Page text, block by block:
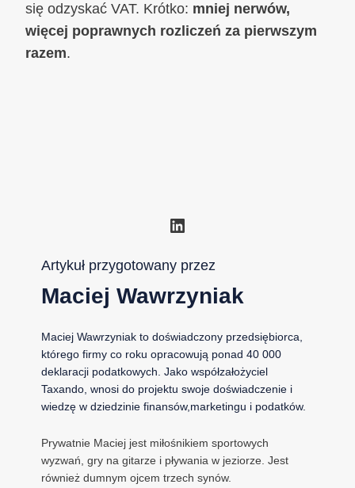
się odzyskać VAT. Krótko: mniej nerwów,
więcej poprawnych rozliczeń za pierwszym
razem.
LinkedIn
Artykuł przygotowany przez
Maciej Wawrzyniak
Maciej Wawrzyniak to doświadczony przedsiębiorca,
którego firmy co roku opracowują ponad 40 000
deklaracji podatkowych. Jako współzałożyciel
Taxando, wnosi do projektu swoje doświadczenie i
wiedzę w dziedzinie finansów,marketingu i podatków.
Prywatnie Maciej jest miłośnikiem sportowych
wyzwań, gry na gitarze i pływania w jeziorze. Jest
również dumnym ojcem trzech synów.